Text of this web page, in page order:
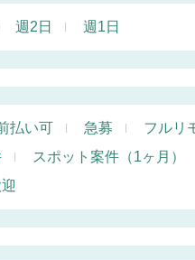
週2日 週1日
払い可 急募 フルリ
スポット案件（1ヶ月）